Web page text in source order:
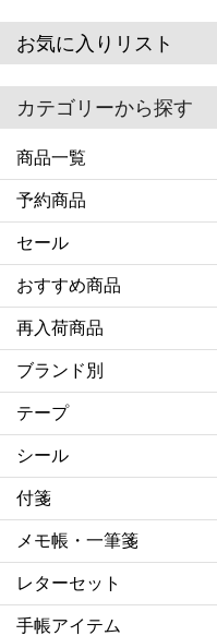
お気に入りリスト
カテゴリーから探す
商品一覧
予約商品
セール
おすすめ商品
再入荷商品
ブランド別
テープ
シール
付箋
メモ帳・一筆箋
レターセット
手帳アイテム